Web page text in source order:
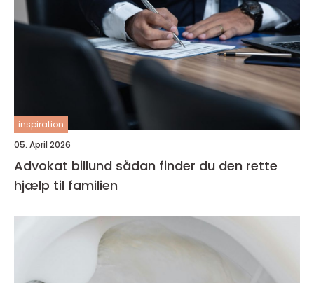
inspiration
05. April 2026
Advokat billund sådan finder du den rette
hjælp til familien